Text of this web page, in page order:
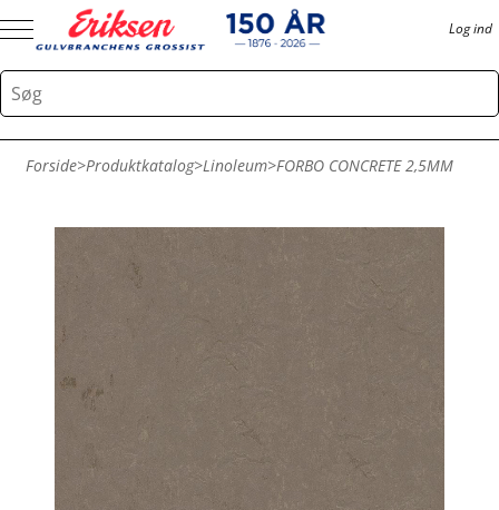
Log ind
Forside>Produktkatalog>Linoleum>FORBO CONCRETE 2,5MM